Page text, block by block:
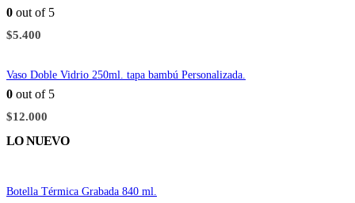
0 out of 5
$5.400
Vaso Doble Vidrio 250ml. tapa bambú Personalizada.
0 out of 5
$12.000
LO NUEVO
Botella Térmica Grabada 840 ml.